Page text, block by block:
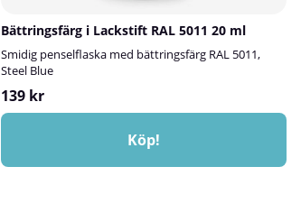
Bättringsfärg i Lackstift RAL 5011 20 ml
Smidig penselflaska med bättringsfärg RAL 5011,
Steel Blue
139 kr
Köp!